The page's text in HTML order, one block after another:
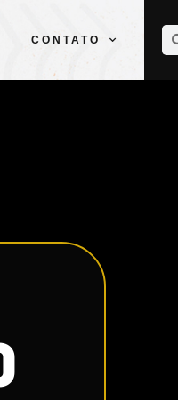
CONTATO